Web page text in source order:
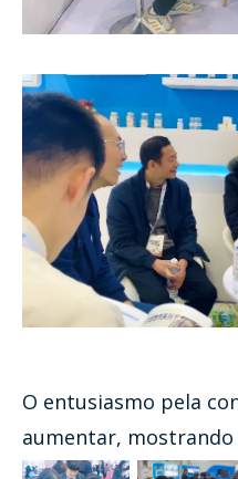
O entusiasmo pela
aumentar,